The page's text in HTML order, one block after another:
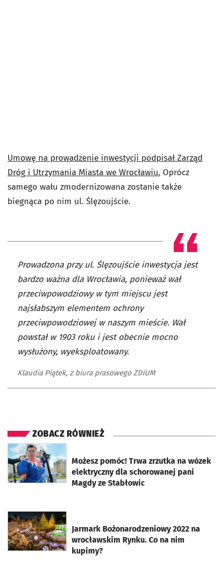
Umowę na prowadzenie inwestycji podpisał Zarząd
Dróg i Utrzymania Miasta we Wrocławiu. Oprócz
samego wału zmodernizowana zostanie także
biegnąca po nim ul. Ślęzoujście.
Prowadzona przy ul. Ślęzoujście inwestycja jest
bardzo ważna dla Wrocławia, ponieważ wał
przeciwpowodziowy w tym miejscu jest
najsłabszym elementem ochrony
przeciwpowodziowej w naszym mieście. Wał
powstał w 1903 roku i jest obecnie mocno
wysłużony, wyeksploatowany.
Klaudia Piątek, z biura prasowego ZDiUM
ZOBACZ RÓWNIEŻ
Możesz pomóc! Trwa zrzutka na wózek
elektryczny dla schorowanej pani
Magdy ze Stabłowic
otworzy się w nowej karcie
Jarmark Bożonarodzeniowy 2022 na
wrocławskim Rynku. Co na nim
kupimy?
otworzy się w nowej karcie